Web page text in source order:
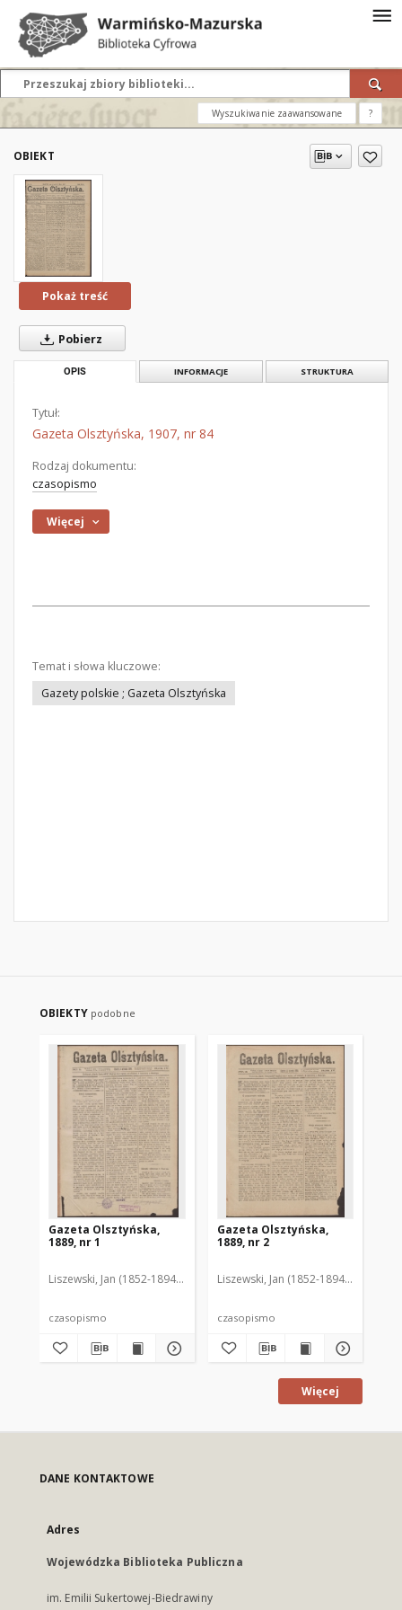
Wyszukiwanie zaawansowane ?
OBIEKT
Pokaż treść
Pobierz
OPIS INFORMACJE STRUKTURA
Tytuł:
Gazeta Olsztyńska, 1907, nr 84
Rodzaj dokumentu:
czasopismo
Więcej
Temat i słowa kluczowe:
Gazety polskie ; Gazeta Olsztyńska
OBIEKTY podobne
Gazeta Olsztyńska,
1889, nr 1
Liszewski, Jan (1852-1894). Red.
czasopismo
Gazeta Olsztyńska,
1889, nr 2
Liszewski, Jan (1852-1894). Red.
czasopismo
Więcej
DANE KONTAKTOWE
Adres
Wojewódzka Biblioteka Publiczna
im. Emilii Sukertowej-Biedrawiny